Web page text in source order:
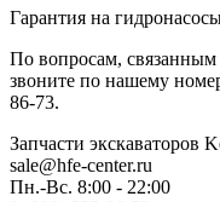
Гарантия на
По вопросам,
звоните по нашему
86-73.
Запчасти экскаваторов
sale@hfe-center.ru
Пн.-Вс. 8:00 - 22:00